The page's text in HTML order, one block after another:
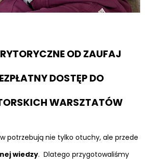
OD ZAUFAJ
DOSTĘP DO
WARSZTATÓW
potrzebują nie tylko otuchy, ale przede
wiedzy. Dlatego przygotowaliśmy